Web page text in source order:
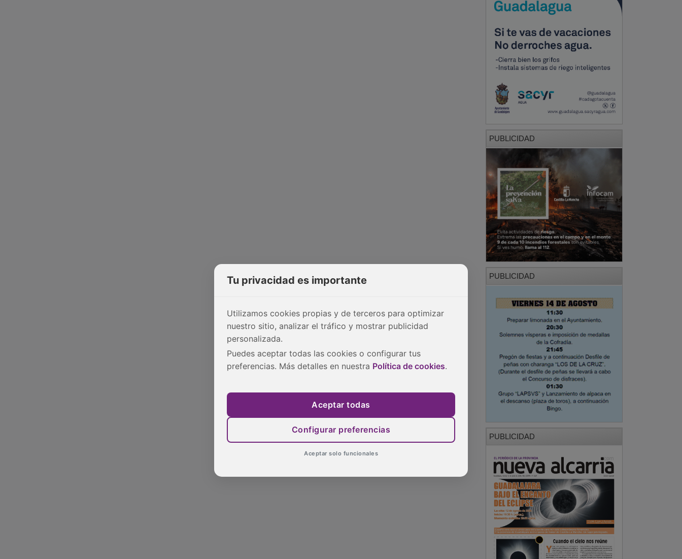
PUBLICIDAD
PUBLICIDAD
PUBLICIDAD
Tu privacidad es importante
Utilizamos cookies propias y de terceros para optimizar
nuestro sitio, analizar el tráfico y mostrar publicidad
personalizada.
Puedes aceptar todas las cookies o configurar tus
preferencias. Más detalles en nuestra Política de cookies.
Aceptar todas
Configurar preferencias
Aceptar solo funcionales